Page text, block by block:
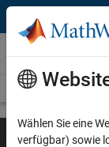
Weiter zum Inhalt
Robotik und
Übersicht
Wählen Sie eine
verfügbar) sowie